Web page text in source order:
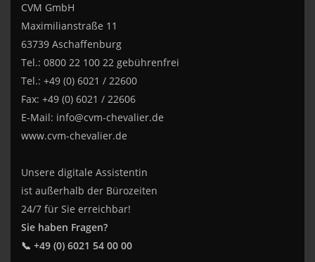
CVM GmbH
Maximilianstraße 11
63739 Aschaffenburg
Tel.: 0800 22 100 22 gebührenfrei
Tel.: +49 (0) 6021 / 22600
Fax: +49 (0) 6021 / 22606
E-Mail: info@cvm-chevalier.de
www.cvm-chevalier.de
Unsere digitale Assistentin
ist außerhalb der Bürozeiten
24/7 für Sie erreichbar!
Sie haben Fragen?
📞 +49 (0) 6021 54 00 00